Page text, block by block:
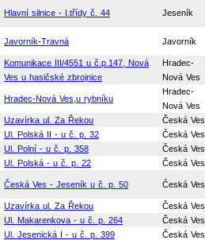
Hlavní silnice - I.třídy č. 44 Jeseník
Javorník-Travná Javorník
Komunikace III/4551 u č.p.147, Nová
Ves u hasičské zbrojnice
Hradec-
Nová Ves
Hradec-Nová Ves,u rybníku
Hradec-
Nová Ves
Uzavírka ul. Za Řekou Česká Ves
Ul. Polská II - u č. p. 32
Česká Ves
Ul. Polní - u č. p. 358
Česká Ves
Ul. Polská - u č. p. 22
Česká Ves
Česká Ves - Jeseník u č. p. 50 Česká Ves
Uzavírka ul. Za Řekou
Česká Ves
Ul. Makarenkova - u č. p. 264
Česká Ves
Ul. Jesenická I - u č. p. 399
Česká Ves